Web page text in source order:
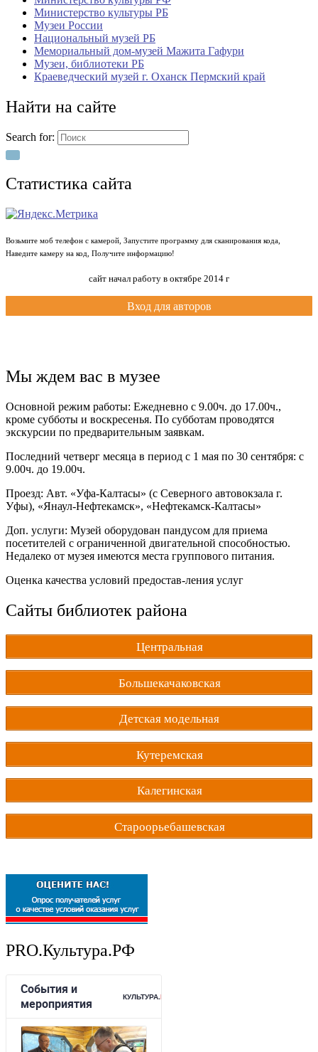
Министерство культуры РБ
Музеи России
Национальный музей РБ
Мемориальный дом-музей Мажита Гафури
Музеи, библиотеки РБ
Краеведческий музей г. Оханск Пермский край
Найти на сайте
Search for:
Статистика сайта
Возьмите моб телефон с камерой, Запустите программу для сканирования кода,
Наведите камеру на код, Получите информацию!
сайт начал работу в октябре 2014 г
Вход для авторов
Мы ждем вас в музее
Основной режим работы: Ежедневно с 9.00ч. до 17.00ч.,
кроме субботы и воскресенья. По субботам проводятся
экскурсии по предварительным заявкам.
Последний четверг месяца в период с 1 мая по 30 сентября: с
9.00ч. до 19.00ч.
Проезд: Авт. «Уфа-Калтасы» (с Северного автовокзала г.
Уфы), «Янаул-Нефтекамск», «Нефтекамск-Калтасы»
Доп. услуги: Музей оборудован пандусом для приема
посетителей с ограниченной двигательной способностью.
Недалеко от музея имеются места группового питания.
Оценка качества условий предостав-ления услуг
Сайты библиотек района
Центральная
Большекачаковская
Детская модельная
Кутеремская
Калегинская
Староорьебашевская
PRO.Культура.РФ